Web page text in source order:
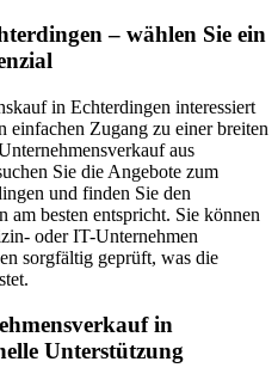
– wählen Sie ein
in Echterdingen interessiert
einfachen Zugang zu einer breiten
aus
Sie die Angebote zum
und finden Sie den
am besten entspricht. Sie können
oder IT-Unternehmen
sorgfältig geprüft, was die
in
Unterstützung